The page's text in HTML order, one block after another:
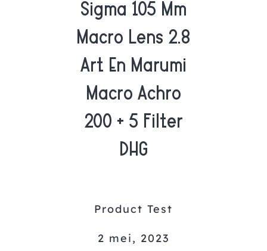
Sigma 105 Mm
Macro Lens 2.8
Art En Marumi
Macro Achro
200 + 5 Filter
DHG
Product Test
2 mei, 2023